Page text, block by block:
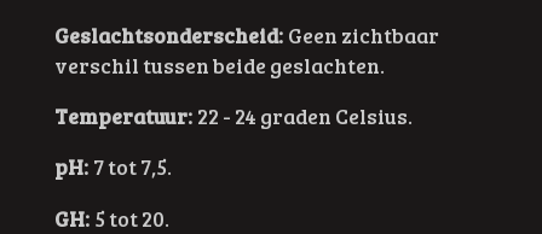
Geslachtsonderscheid: Geen zichtbaar
verschil tussen beide geslachten.
Temperatuur:22 - 24 graden Celsius.
pH:7 tot 7,5.
GH:5 tot 20.